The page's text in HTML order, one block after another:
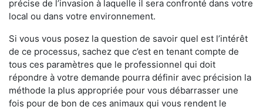
précise de l’invasion à laquelle il sera confronté dans votre
local ou dans votre environnement.
Si vous vous posez la question de savoir quel est l’intérêt
de ce processus, sachez que c’est en tenant compte de
tous ces paramètres que le professionnel qui doit
répondre à votre demande pourra définir avec précision la
méthode la plus appropriée pour vous débarrasser une
fois pour de bon de ces animaux qui vous rendent le